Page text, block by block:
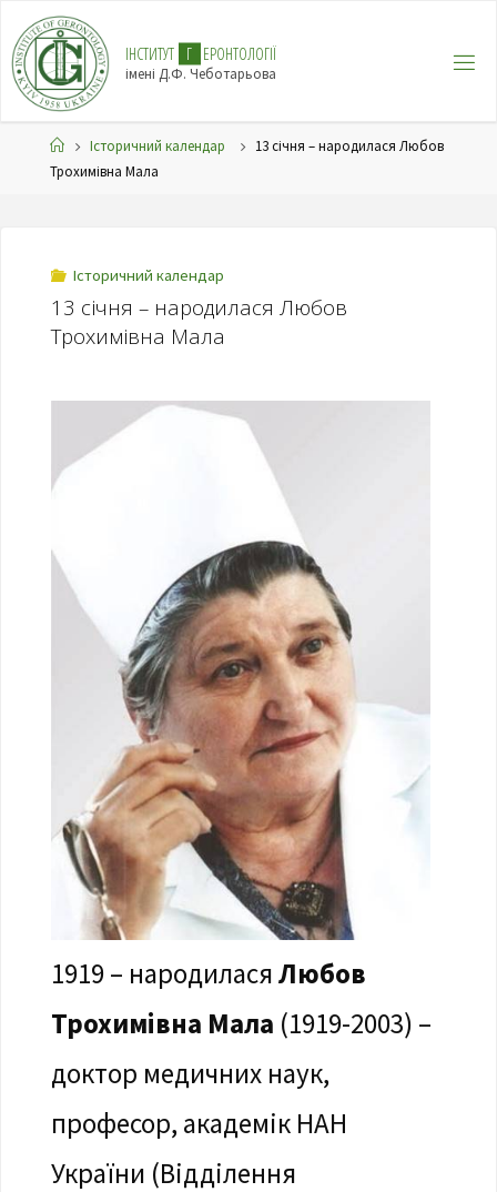
ІНСТИТУТ Г ЕРОНТОЛОГІЇ
імені Д.Ф. Чеботарьова
Історичний календар
13 січня – народилася Любов
Трохимівна Мала
Історичний календар
13 січня – народилася Любов
Трохимівна Мала
1919 – народиласяЛюбов
Трохимівна Мала (1919-2003) –
доктор медичних наук,
професор, академік НАН
України (Відділення